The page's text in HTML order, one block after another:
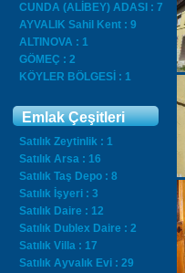
CUNDA (ALİBEY) ADASI : 7
AYVALIK Sahil Kent : 9
ALTINOVA : 1
GÖMEÇ : 2
KÖYLER BÖLGESİ : 1
Emlak Çeşitleri
Satılık Zeytinlik : 1
Satılık Arsa : 16
Satılık Taş Depo : 8
Satılık İşyeri : 3
Satılık Daire : 12
Satılık Dublex Daire : 2
Satılık Villa : 17
Satılık Ayvalık Evi : 29